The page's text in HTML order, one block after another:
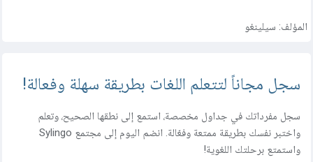
المؤلف: سيلينغو
سجل مجاناً لتتعلم اللغات بطريقة سهلة وفعالة!
سجل مفرداتك في جداول مخصصة، استمع إلى نطقها الصحيح، وتعلم
واختبر نفسك بطريقة ممتعة وفعّالة. انضم اليوم إلى مجتمع Sylingo
واستمتع برحلتك اللغوية!